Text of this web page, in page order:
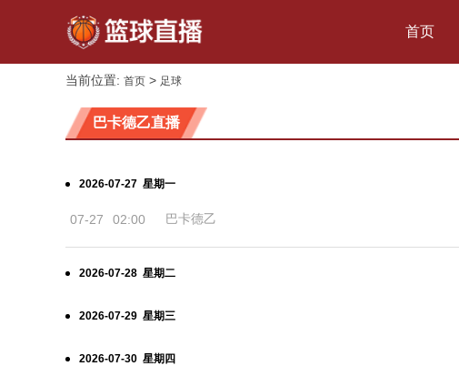
首页
当前位置: 首页 > 足球
巴卡德乙直播
2026-07-27 星期一
07-27 02:00 巴卡德乙
2026-07-28 星期二
2026-07-29 星期三
2026-07-30 星期四